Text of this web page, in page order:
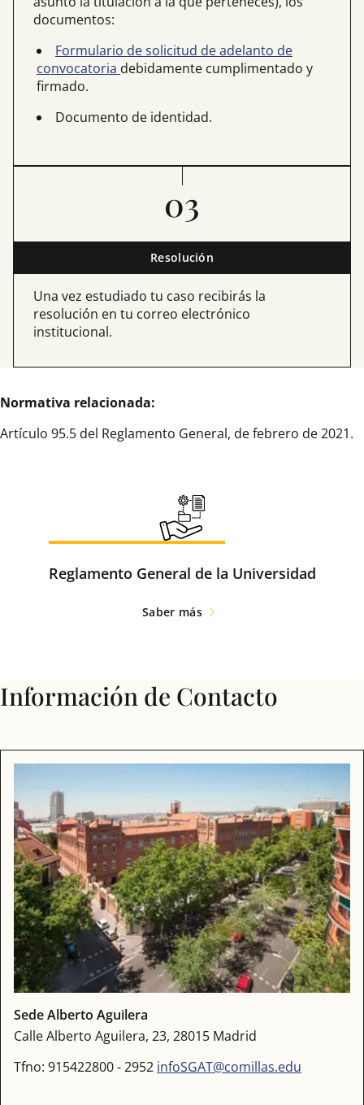
documentos:
Formulario de solicitud de adelanto de
convocatoria debidamente cumplimentado y
firmado.
Documento de identidad.
03
Resolución
Una vez estudiado tu caso recibirás la
resolución en tu correo electrónico
institucional.
Normativa relacionada:
Artículo 95.5 del Reglamento General, de febrero de 2021.
Reglamento General de la Universidad
Saber más
Información de Contacto
Sede Alberto Aguilera
Calle Alberto Aguilera, 23, 28015 Madrid
Tfno: 915422800 - 2952 infoSGAT@comillas.edu